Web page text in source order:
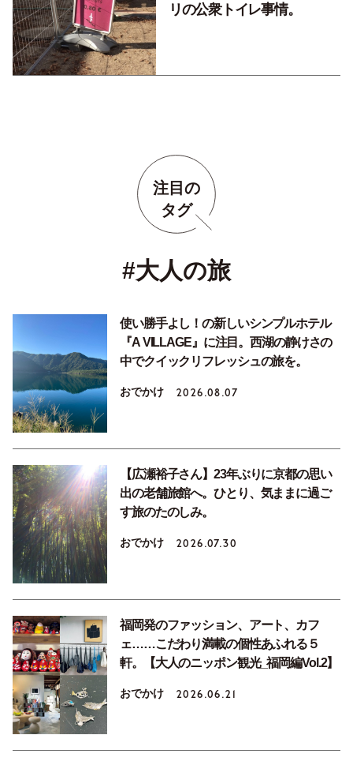
リの公衆トイレ事情。
注目の
タグ
#大人の旅
使い勝手よし！の新しいシンプルホテル
『A VILLAGE』に注目。西湖の静けさの
中でクイックリフレッシュの旅を。
おでかけ 2026.08.07
【広瀬裕子さん】23年ぶりに京都の思い
出の老舗旅館へ。ひとり、気ままに過ご
す旅のたのしみ。
おでかけ 2026.07.30
福岡発のファッション、アート、カフ
ェ……こだわり満載の個性あふれる５
軒。【大人のニッポン観光_福岡編Vol.2】
おでかけ 2026.06.21